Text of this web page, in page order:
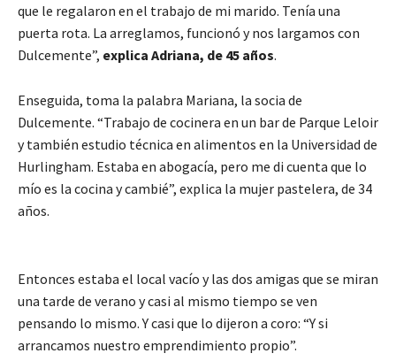
que le regalaron en el trabajo de mi marido. Tenía una
puerta rota. La arreglamos, funcionó y nos largamos con
Dulcemente”, explica Adriana, de 45 años.
Enseguida, toma la palabra Mariana, la socia de
Dulcemente. “Trabajo de cocinera en un bar de Parque Leloir
y también estudio técnica en alimentos en la Universidad de
Hurlingham. Estaba en abogacía, pero me di cuenta que lo
mío es la cocina y cambié”, explica la mujer pastelera, de 34
años.
Entonces estaba el local vacío y las dos amigas que se miran
una tarde de verano y casi al mismo tiempo se ven
pensando lo mismo. Y casi que lo dijeron a coro: “Y si
arrancamos nuestro emprendimiento propio”.